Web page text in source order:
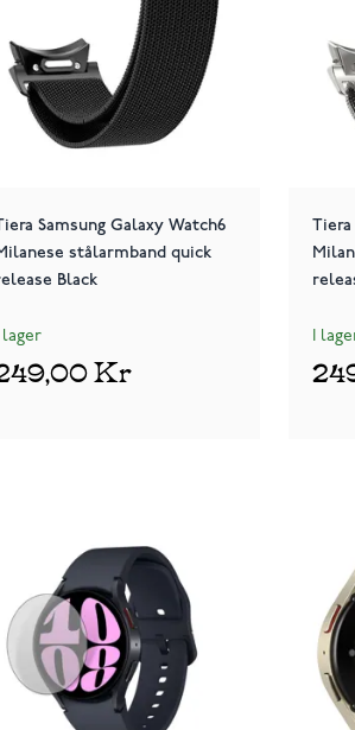
Samsung Galaxy Watch6
stålarmband quick
Black
I lager
Kr
Tiera
I